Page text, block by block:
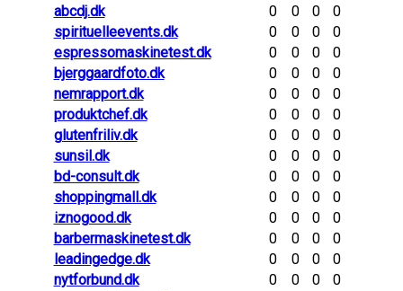
abcdj.dk
0 0 0
0
spirituelleevents.dk
0 0 0
0
espressomaskinetest.dk
0 0 0
0
bjerggaardfoto.dk
0 0 0
0
nemrapport.dk
0 0 0
0
produktchef.dk
0 0 0
0
glutenfriliv.dk
0 0 0
0
sunsil.dk
0 0 0
0
bd-consult.dk
0 0 0
0
shoppingmall.dk
0 0 0
0
iznogood.dk
0 0 0
0
barbermaskinetest.dk
0 0 0
0
leadingedge.dk
0 0 0
0
nytforbund.dk
0 0 0
0